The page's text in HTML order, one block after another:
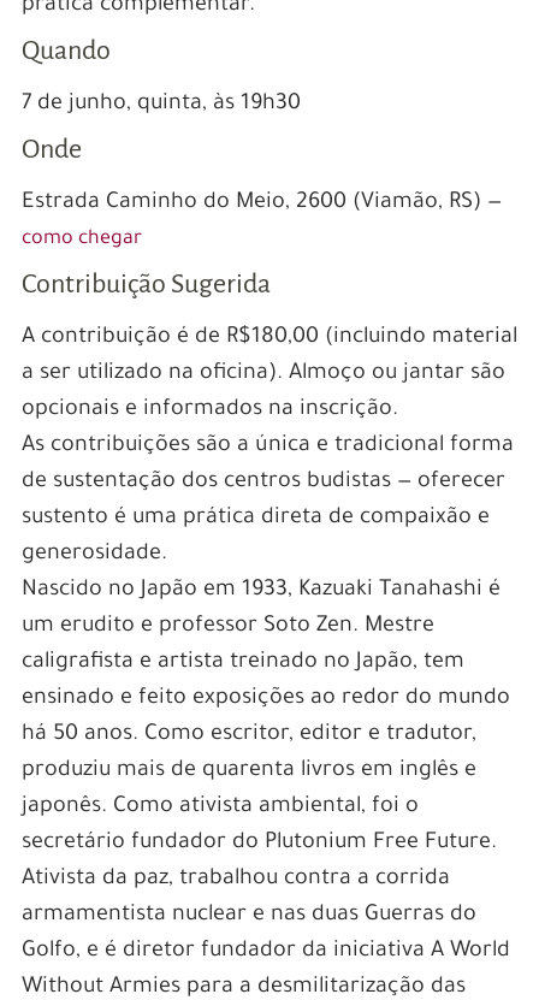
plataforma segura y confiable. Con su diseño
atractivo y fácil de usar, Pin Up Casino ofrece
una amplia gama de juegos de casino clásicos y
modernos, desde tragamonedas hasta ruleta y
constantemente con nuevos lanzamientos,
asegurando que siempre haya algo
emocionante y fresco para probar. Sumérgete
en la emoción de las apuestas en línea y
descubre por qué Pin Up Casino se ha
convertido en el destino preferido de los
peruanos en busca de entretenimiento y
grandes premios.
Descubre la emoción de jugar en Pin
Up Casino
Pin Up Casino es el nuevo destino favorito para
los peruanos que buscan una experiencia de
juego emocionante y segura. Con una amplia
selección de juegos de casino en línea, este sitio
web ofrece una plataforma de entretenimiento
de primera clase que garantiza diversión y
ganancias para todos los jugadores.
Una de las características más destacadas de Pin
Up Casino es su impresionante catálogo de
juegos. Desde tragamonedas clásicas hasta
emocionantes juegos de mesa como el blackjack
prática complementar.
Quando
7 de junho, quinta, às 19h30
Onde
Estrada Caminho do Meio, 2600 (Viamão, RS) —
como chegar
Contribuição Sugerida
A contribuição é de R$180,00 (incluindo material
a ser utilizado na oficina). Almoço ou jantar são
opcionais e informados na inscrição.
As contribuições são a única e tradicional forma
de sustentação dos centros budistas — oferecer
sustento é uma prática direta de compaixão e
generosidade.
Nascido no Japão em 1933, Kazuaki Tanahashi é
um erudito e professor Soto Zen. Mestre
caligrafista e artista treinado no Japão, tem
ensinado e feito exposições ao redor do mundo
há 50 anos. Como escritor, editor e tradutor,
produziu mais de quarenta livros em inglês e
japonês. Como ativista ambiental, foi o
secretário fundador do Plutonium Free Future.
Ativista da paz, trabalhou contra a corrida
armamentista nuclear e nas duas Guerras do
Golfo, e é diretor fundador da iniciativa A World
Without Armies para a desmilitarização das